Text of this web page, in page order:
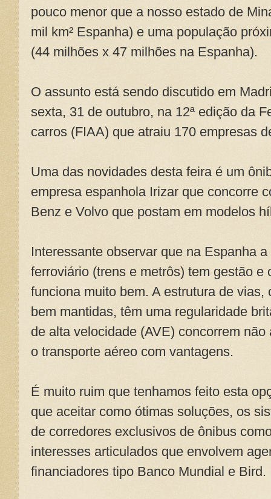
pouco menor que a nosso estado de
mil km² Espanha) e uma população
(44 milhões x 47 milhões na Espanha).
O assunto está sendo discutido em
sexta, 31 de outubro, na 12ª edição da
carros (FIAA) que atraiu 170 empresas
Uma das novidades desta feira é um
empresa espanhola Irizar que concorre
Benz e Volvo que postam em modelos
Interessante observar que na Espanha
ferroviário (trens e metrôs) tem gestão e
funciona muito bem. A estrutura de
bem mantidas, têm uma regularidade
de alta velocidade (AVE) concorrem
o transporte aéreo com vantagens.
É muito ruim que tenhamos feito esta
que aceitar como ótimas soluções, os
de corredores exclusivos de ônibus
interesses articulados que envolvem
financiadores tipo Banco Mundial e Bird.